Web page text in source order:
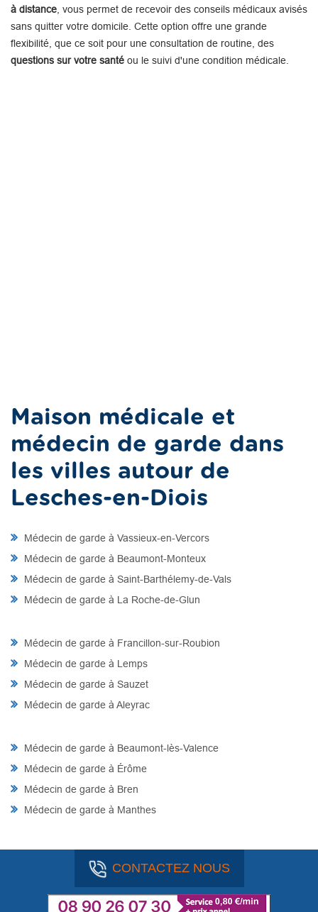
à distance , vous permet de recevoir des conseils médicaux avisés
sans quitter votre domicile. Cette option offre une grande
flexibilité, que ce soit pour une consultation de routine, des
questions sur votre santé ou le suivi d'une condition médicale.
Maison médicale et
médecin de garde dans
les villes autour de
Lesches-en-Diois
Médecin de garde à Vassieux-en-Vercors
Médecin de garde à Beaumont-Monteux
Médecin de garde à Saint-Barthélemy-de-Vals
Médecin de garde à La Roche-de-Glun
Médecin de garde à Francillon-sur-Roubion
Médecin de garde à Lemps
Médecin de garde à Sauzet
Médecin de garde à Aleyrac
Médecin de garde à Beaumont-lès-Valence
Médecin de garde à Érôme
Médecin de garde à Bren
Médecin de garde à Manthes
CONTACTEZ NOUS